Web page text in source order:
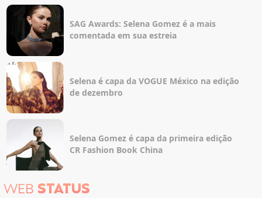
SAG Awards: Selena Gomez é a mais
comentada em sua estreia
Selena é capa da VOGUE México na edição
de dezembro
Selena Gomez é capa da primeira edição
CR Fashion Book China
WEB STATUS